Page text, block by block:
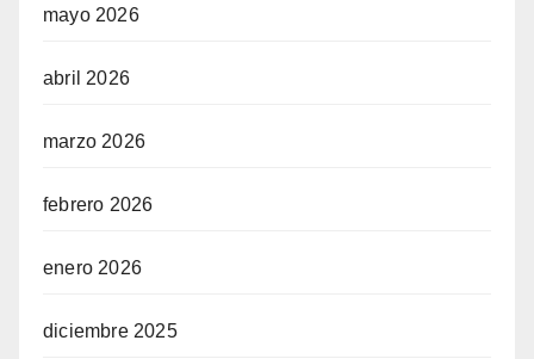
mayo 2026
abril 2026
marzo 2026
febrero 2026
enero 2026
diciembre 2025